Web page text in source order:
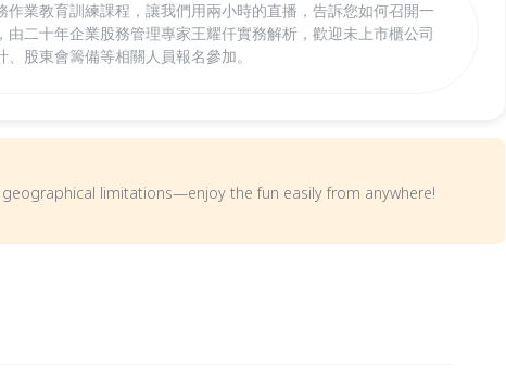
作業教育訓練課程，讓我們用兩小時的直播，告訴您如何召開一
二十年企業股務管理專家王耀仟實務解析，歡迎未上市櫃公司
股東會籌備等相關人員報名參加。
limitations—enjoy the fun easily from anywhere!